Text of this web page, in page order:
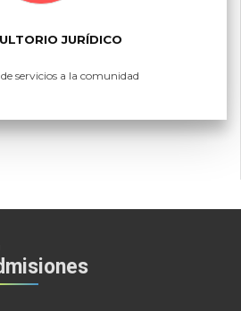
JURÍDICO
servicios a la comunidad